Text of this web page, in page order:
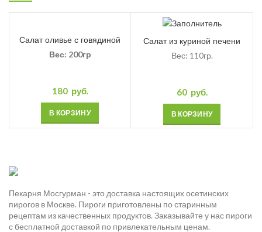
Салат оливье с говядиной
Вес: 200гр
180 руб.
В КОРЗИНУ
Салат из куриной печени
Вес: 110гр.
60 руб.
В КОРЗИНУ
Пекарня Мосгурман - это доставка настоящих осетинских
пирогов в Москве. Пироги приготовлены по старинным
рецептам из качественных продуктов. Заказывайте у нас пироги
с бесплатной доставкой по привлекательным ценам.